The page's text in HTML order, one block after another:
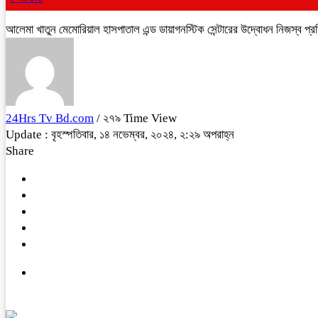
আলেমা খাতুন মেমোরিয়াল হাসপাতাল এন্ড ডায়াগনস্টিক সেন্টারের উদ্বোধন নিজস্ব
24Hrs Tv Bd.com / ২৭৯ Time View
Update : বৃহস্পতিবার, ১৪ নভেম্বর, ২০২৪, ২:২৯ অপরাহ্ন
Share